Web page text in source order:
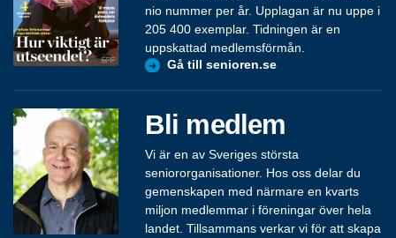
nio nummer per år. Upplagan är nu uppe i
205 400 exemplar. Tidningen är en
uppskattad medlemsförmån.
Gå till senioren.se
Bli medlem
Vi är en av Sveriges största
seniororganisationer. Hos oss delar du
gemenskapen med närmare en kvarts
miljon medlemmar i föreningar över hela
landet. Tillsammans verkar vi för att skapa